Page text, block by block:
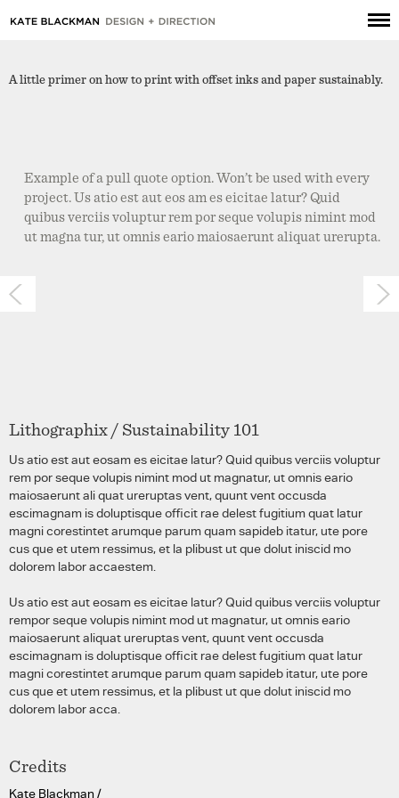
A little primer on how to print with offset inks and paper sustainably.
Example of a pull quote option. Won’t be used with every
project. Us atio est aut eos am es eicitae latur? Quid
quibus verciis voluptur rem por seque volupis nimint mod
ut magna tur, ut omnis eario maiosaerunt aliquat urerupta.
Lithographix / Sustainability 101
Us atio est aut eosam es eicitae latur? Quid quibus verciis voluptur
rem por seque volupis nimint mod ut magnatur, ut omnis eario
maiosaerunt ali quat ureruptas vent, quunt vent occusda
escimagnam is doluptisque officit rae delest fugitium quat latur
magni corestintet arumque parum quam sapideb itatur, ute pore
cus que et utem ressimus, et la plibust ut que dolut iniscid mo
dolorem labor accaestem.
Us atio est aut eosam es eicitae latur? Quid quibus verciis voluptur
rempor seque volupis nimint mod ut magnatur, ut omnis eario
maiosaerunt aliquat ureruptas vent, quunt vent occusda
escimagnam is doluptisque officit rae delest fugitium quat latur
magni corestintet arumque parum quam sapideb itatur, ute pore
cus que et utem ressimus, et la plibust ut que dolut iniscid mo
dolorem labor acca.
Credits
Kate Blackman /